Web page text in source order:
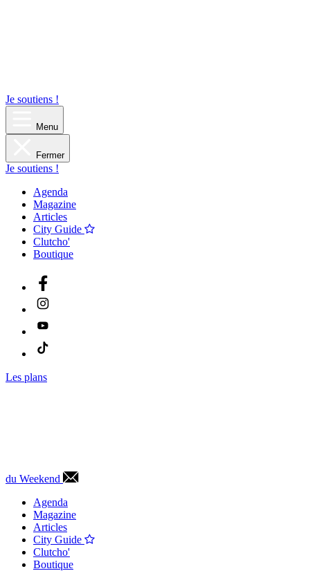
Je soutiens !
Menu
Fermer
Je soutiens !
Agenda
Magazine
Articles
City Guide
Clutcho'
Boutique
Les plans
du Weekend
Agenda
Magazine
Articles
City Guide
Clutcho'
Boutique